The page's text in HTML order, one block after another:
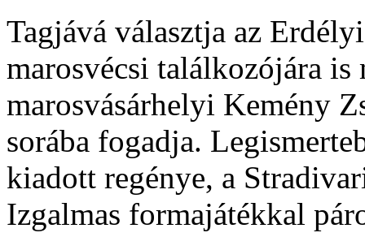
Tagjává választja az
marosvécsi találkozójára
marosvásárhelyi Kemény
sorába fogadja.
kiadott regénye, a
Izgalmas formajátékkal